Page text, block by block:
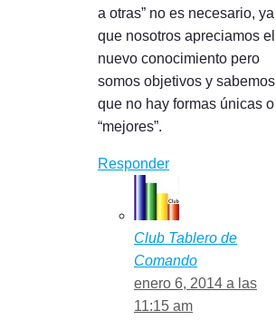
a otras” no es necesario, ya
que nosotros apreciamos el
nuevo conocimiento pero
somos objetivos y sabemos
que no hay formas únicas o
“mejores”.
Responder
Club Tablero de
Comando
enero 6, 2014 a las
11:15 am